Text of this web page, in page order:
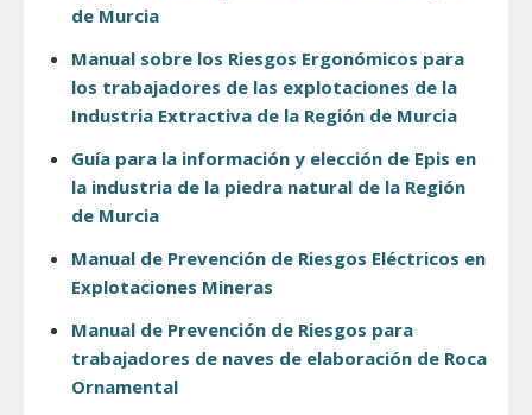
de Murcia
Manual sobre los Riesgos Ergonómicos para
los trabajadores de las explotaciones de la
Industria Extractiva de la Región de Murcia
Guía para la información y elección de Epis en
la industria de la piedra natural de la Región
de Murcia
Manual de Prevención de Riesgos Eléctricos en
Explotaciones Mineras
Manual de Prevención de Riesgos para
trabajadores de naves de elaboración de Roca
Ornamental